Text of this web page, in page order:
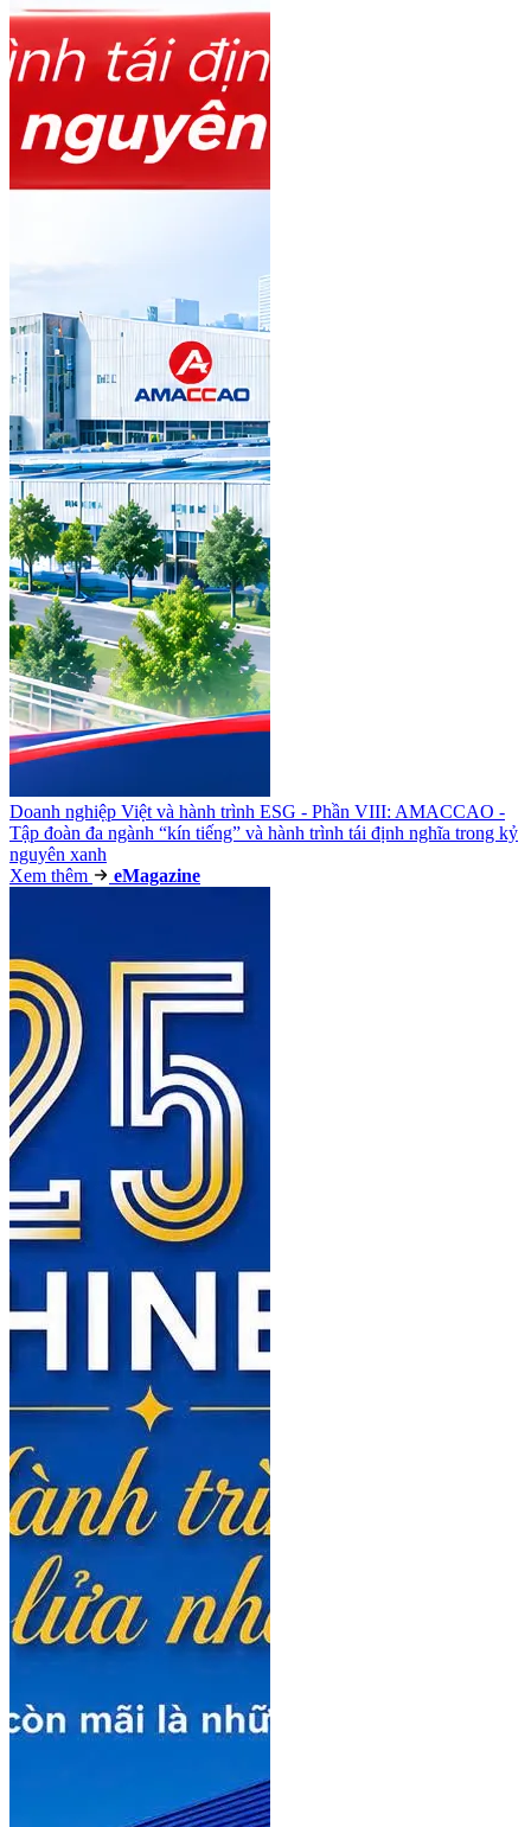
Doanh nghiệp Việt và hành trình ESG - Phần VIII: AMACCAO -
Tập đoàn đa ngành “kín tiếng” và hành trình tái định nghĩa trong kỷ
nguyên xanh
Xem thêm
eMagazine